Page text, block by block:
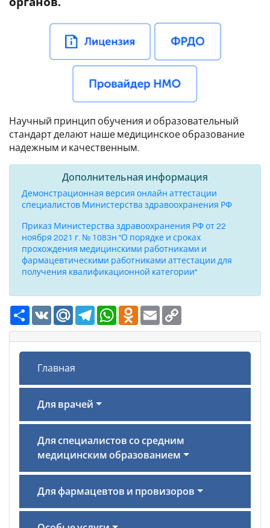
органов.
Научный принцип обучения и образовательный
стандарт делают наше медицинское образование
надежным и качественным.
Дополнительная информация
Демонстрационная версия онлайн аттестации
специалистов Министерства здравоохранения РФ
Приказ Министерства здравоохранения РФ от 22
ноября 2021 г. № 1083н "О порядке и сроках
прохождения медицинскими работниками и
фармацевтическими работниками аттестации для
получения квалификационной категории"
РесурсVK Mail.Ru TelegramWhatsAppOdnoklassniki
Email
Главная
Для врачей
Для специалистов со средним
медицинским образованием
Для фармацевтов и провизоров